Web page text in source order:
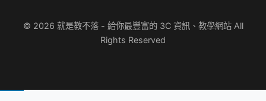
© 2026 就是教不落 - 給你最豐富的 3C 資訊、教學網站 All
Rights Reserved